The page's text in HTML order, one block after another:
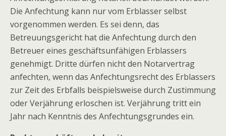
Die Anfechtung kann nur vom Erblasser selbst
vorgenommen werden. Es sei denn, das
Betreuungsgericht hat die Anfechtung durch den
Betreuer eines geschäftsunfähigen Erblassers
genehmigt. Dritte dürfen nicht den Notarvertrag
anfechten, wenn das Anfechtungsrecht des Erblassers
zur Zeit des Erbfalls beispielsweise durch Zustimmung
oder Verjährung erloschen ist. Verjährung tritt ein
Jahr nach Kenntnis des Anfechtungsgrundes ein.